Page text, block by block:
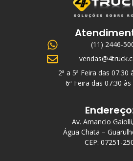
(11) 2446-
2ª a 5ª Feira das 07:30
6ª Feira das 07:30 às
Av. Amancio
Água Chata –
CEP: 07251-